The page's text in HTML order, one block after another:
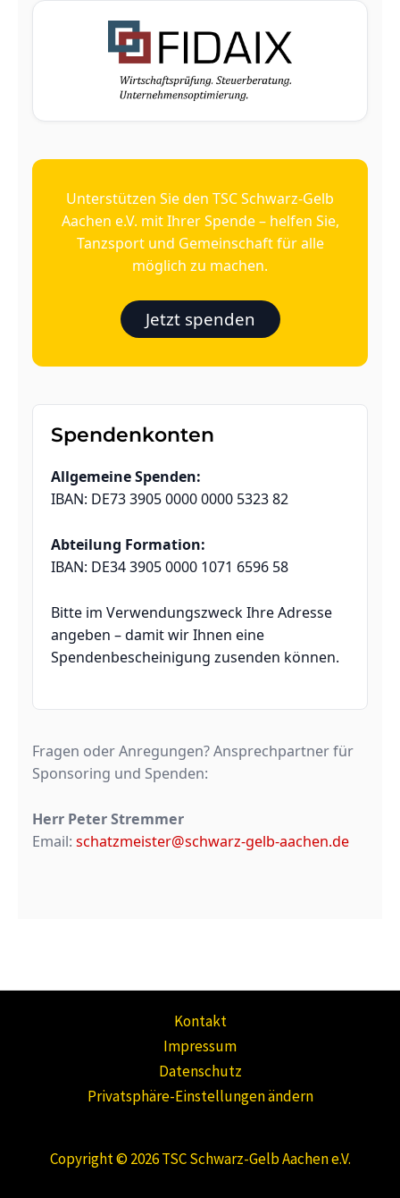
Unterstützen Sie den TSC Schwarz‑Gelb
Aachen e.V. mit Ihrer Spende – helfen Sie,
Tanzsport und Gemeinschaft für alle
möglich zu machen.
Jetzt spenden
Spendenkonten
Allgemeine Spenden:
IBAN: DE73 3905 0000 0000 5323 82
Abteilung Formation:
IBAN: DE34 3905 0000 1071 6596 58
Bitte im Verwendungszweck Ihre Adresse
angeben – damit wir Ihnen eine
Spendenbescheinigung zusenden können.
Fragen oder Anregungen? Ansprechpartner für
Sponsoring und Spenden:
Herr Peter Stremmer
Email: schatzmeister@schwarz-gelb-aachen.de
Kontakt
Impressum
Datenschutz
Privatsphäre-Einstellungen ändern
Copyright © 2026 TSC Schwarz-Gelb Aachen e.V.